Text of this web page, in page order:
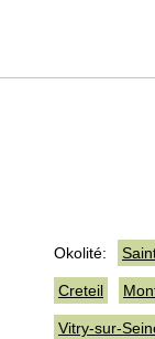
Okolité:
Creteil
Vitry-sur-